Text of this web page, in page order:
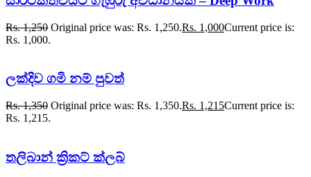
Rs.1,250 Original price was: Rs. 1,250.Rs. 1,000Current price is:
Rs. 1,000.
ලක්දිව ගමි නම් පුවත්
Rs.1,350 Original price was: Rs. 1,350.Rs. 1,215Current price is:
Rs. 1,215.
තලිබාන් ක්‍රිකට් ක්ලබ්